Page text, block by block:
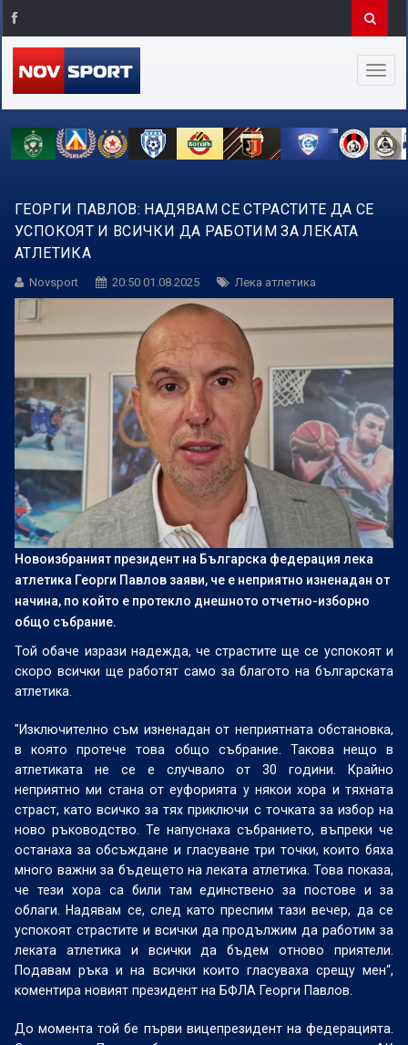
ГЕОРГИ ПАВЛОВ: НАДЯВАМ СЕ СТРАСТИТЕ ДА СЕ
УСПОКОЯТ И ВСИЧКИ ДА РАБОТИМ ЗА ЛЕКАТА
АТЛЕТИКА
Novsport 20:50 01.08.2025 Лека атлетика
Новоизбраният президент на Българска федерация лека
атлетика Георги Павлов заяви, че е неприятно изненадан от
начина, по който е протекло днешното отчетно-изборно
общо събрание.
Той обаче изрази надежда, че страстите ще се успокоят и
скоро всички ще работят само за благото на българската
атлетика.
"Изключително съм изненадан от неприятната обстановка,
в която протече това общо събрание. Такова нещо в
атлетиката не се е случвало от 30 години. Крайно
неприятно ми стана от еуфорията у някои хора и тяхната
страст, като всичко за тях приключи с точката за избор на
ново ръководство. Те напуснаха събранието, въпреки че
останаха за обсъждане и гласуване три точки, които бяха
много важни за бъдещето на леката атлетика. Това показа,
че тези хора са били там единствено за постове и за
облаги. Надявам се, след като преспим тази вечер, да се
успокоят страстите и всички да продължим да работим за
леката атлетика и всички да бъдем отново приятели.
Подавам ръка и на всички които гласуваха срещу мен“,
коментира новият президент на БФЛА Георги Павлов.
До момента той бе първи вицепрезидент на федерацията.